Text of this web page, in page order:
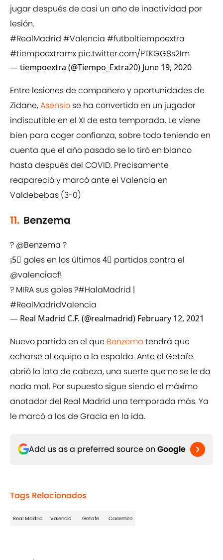
jugar después de casi un año de inactividad por
lesión.
#RealMadrid #Valencia #futboltiempoextra
#tiempoextramx pic.twitter.com/PTKGG8s2Im
— tiempoextra (@Tiempo_Extra20) June 19, 2020
Entre lesiones de compañero y oportunidades de
Zidane,Asensio se ha convertido en un jugador
indiscutible en el XI de esta temporada. Le viene
bien para coger confianza, sobre todo teniendo en
cuenta que el año pasado se lo tiró en blanco
hasta después del COVID. Precisamente
reapareció y marcó ante el Valencia en
Valdebebas (3-0)
11. Benzema
? @Benzema ?
¡5⃣ goles en los últimos 4⃣ partidos contra el
@valenciacf!
? MIRA sus goles ?#HalaMadrid |
#RealMadridValencia
— Real Madrid C.F. (@realmadrid) February 12, 2021
Nuevo partido en el que Benzema tendrá que
echarse al equipo a la espalda. Ante el Getafe
abrió la lata de cabeza, una suerte que no se le da
nada mal. Por supuesto sigue siendo el máximo
anotador del Real Madrid una temporada más. Ya
le marcó a los de Gracia en la ida.
Add us as a preferred source on Google
Tags Relacionados
Real Madrid Valencia Getafe Casemiro